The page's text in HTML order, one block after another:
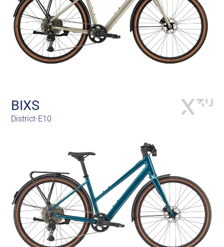
BIXS
District-E10